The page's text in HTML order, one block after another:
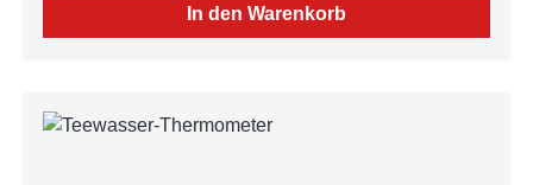
In den Warenkorb